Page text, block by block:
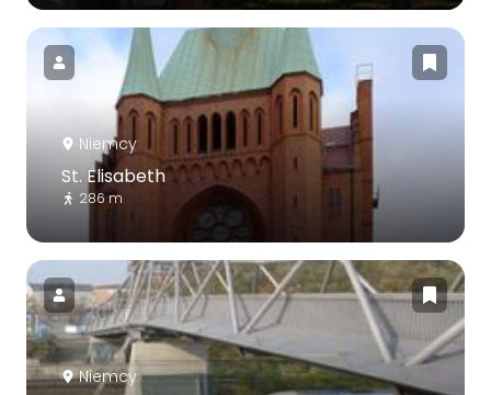
Niemcy
St. Elisabeth
286 m
Niemcy